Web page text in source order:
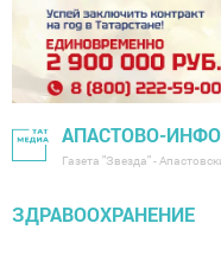
АПАСТОВО-
Газета "Звезда" -
ЗДРАВООХРАНЕНИЕ